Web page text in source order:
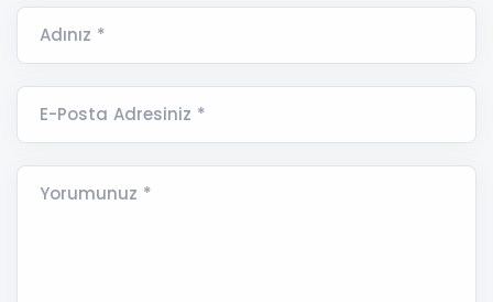
Adınız *
E-Posta Adresiniz *
Yorumunuz *